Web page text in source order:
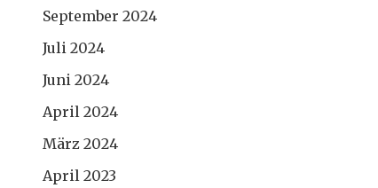
September 2024
Juli 2024
Juni 2024
April 2024
März 2024
April 2023